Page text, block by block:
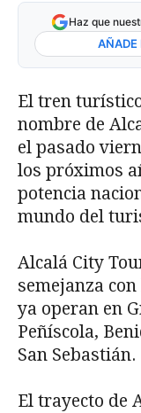
Haz que
AÑADE
El tren
nombre de
el pasado
los próximos
potencia
mundo del
Alcalá City
semejanza
ya operan en
Peñíscola,
San Sebastián.
El trayecto de